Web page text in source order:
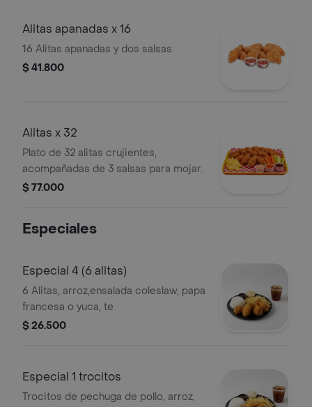
Alitas apanadas x 16
16 Alitas apanadas y dos salsas.
$ 41.800
Alitas x 32
Plato de 32 alitas crujientes,
acompañadas de 3 salsas para mojar.
$ 77.000
Especiales
Especial 4 (6 alitas)
6 Alitas, arroz,ensalada coleslaw, papa
francesa o yuca, te
$ 26.500
Especial 1 trocitos
Trocitos de pechuga de pollo, arroz,